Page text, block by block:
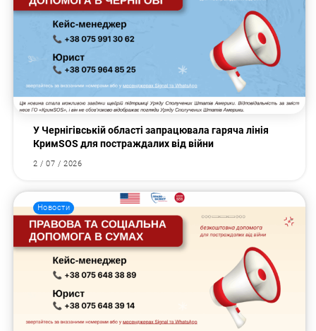
У Чернігівській області запрацювала гаряча лінія
КримSOS для постраждалих від війни
2 / 07 / 2026
Новости